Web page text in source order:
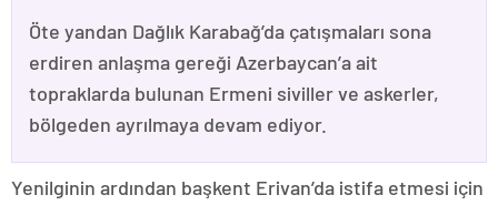
Öte yandan Dağlık Karabağ’da çatışmaları sona
erdiren anlaşma gereği Azerbaycan’a ait
topraklarda bulunan Ermeni siviller ve askerler,
bölgeden ayrılmaya devam ediyor.
Yenilginin ardından başkent Erivan’da istifa etmesi için